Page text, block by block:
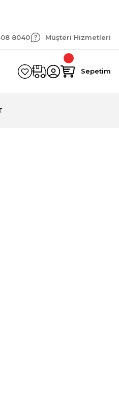
1.500 TL ve üzeri
8040 Müşteri Hizmetleri
Sepetim